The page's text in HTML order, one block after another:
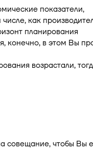
показатели,
как
планирования
конечно, в этом Вы
возрастали,
совещание, чтобы Вы